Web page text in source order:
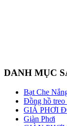
DANH MỤC
Bạt Che
Đồng hồ treo
GIÁ PHƠI
Giàn Phơi